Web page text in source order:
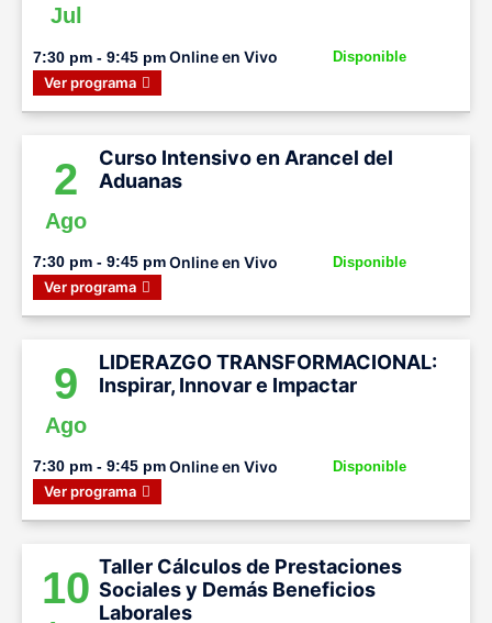
Jul
7:30 pm - 9:45 pmOnline en Vivo Disponible
Ver programa
2
Ago
Curso Intensivo en Arancel del
Aduanas
7:30 pm - 9:45 pmOnline en Vivo Disponible
Ver programa
9
Ago
LIDERAZGO TRANSFORMACIONAL:
Inspirar, Innovar e Impactar
7:30 pm - 9:45 pmOnline en Vivo Disponible
Ver programa
10 Taller Cálculos de Prestaciones
Sociales y Demás Beneficios
Laborales